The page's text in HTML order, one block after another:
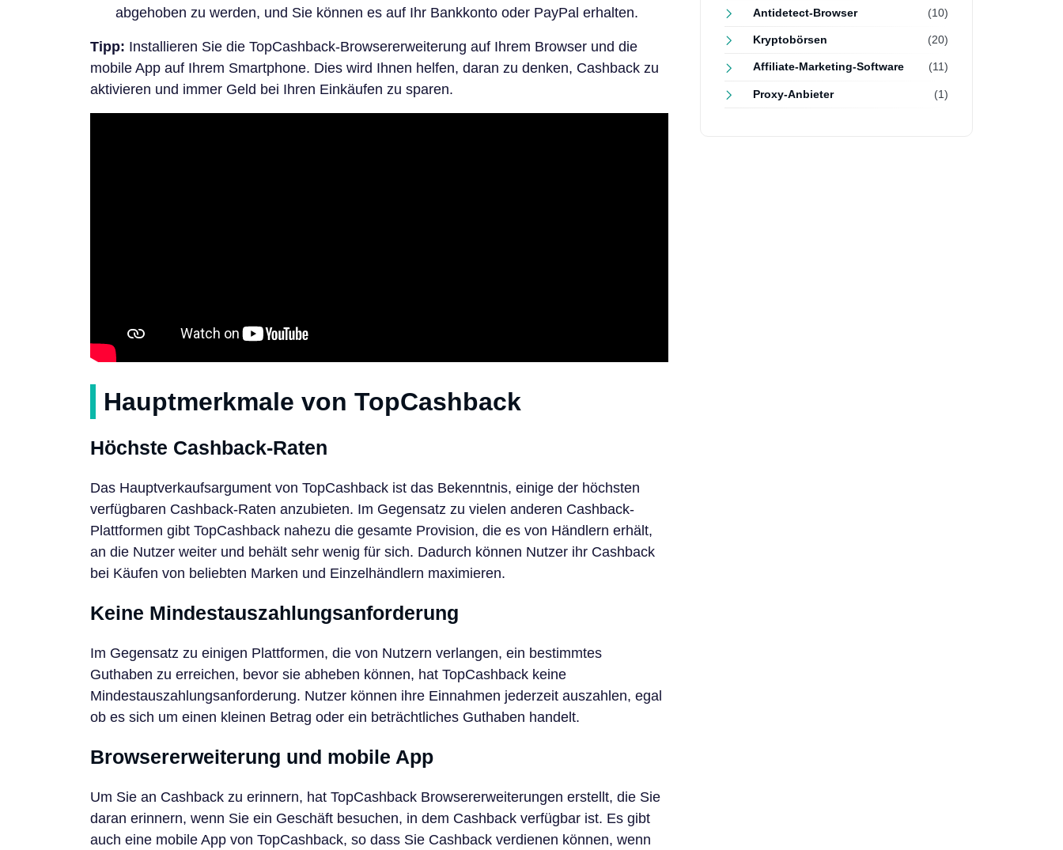
abgehoben zu werden, und Sie können es auf Ihr Bankkonto oder PayPal erhalten.
Tipp: Installieren Sie die TopCashback-Browsererweiterung auf Ihrem Browser und die
mobile App auf Ihrem Smartphone. Dies wird Ihnen helfen, daran zu denken, Cashback zu
aktivieren und immer Geld bei Ihren Einkäufen zu sparen.
Hauptmerkmale von TopCashback
Höchste Cashback-Raten
Das Hauptverkaufsargument von TopCashback ist das Bekenntnis, einige der höchsten
verfügbaren Cashback-Raten anzubieten. Im Gegensatz zu vielen anderen Cashback-
Plattformen gibt TopCashback nahezu die gesamte Provision, die es von Händlern erhält,
an die Nutzer weiter und behält sehr wenig für sich. Dadurch können Nutzer ihr Cashback
bei Käufen von beliebten Marken und Einzelhändlern maximieren.
Keine Mindestauszahlungsanforderung
Im Gegensatz zu einigen Plattformen, die von Nutzern verlangen, ein bestimmtes
Guthaben zu erreichen, bevor sie abheben können, hat TopCashback keine
Mindestauszahlungsanforderung. Nutzer können ihre Einnahmen jederzeit auszahlen, egal
ob es sich um einen kleinen Betrag oder ein beträchtliches Guthaben handelt.
Browsererweiterung und mobile App
Um Sie an Cashback zu erinnern, hat TopCashback Browsererweiterungen erstellt, die Sie
daran erinnern, wenn Sie ein Geschäft besuchen, in dem Cashback verfügbar ist. Es gibt
auch eine mobile App von TopCashback, so dass Sie Cashback verdienen können, wenn
Antidetect-Browser (10)
Kryptobörsen (20)
Affiliate-Marketing-Software (11)
Proxy-Anbieter (1)